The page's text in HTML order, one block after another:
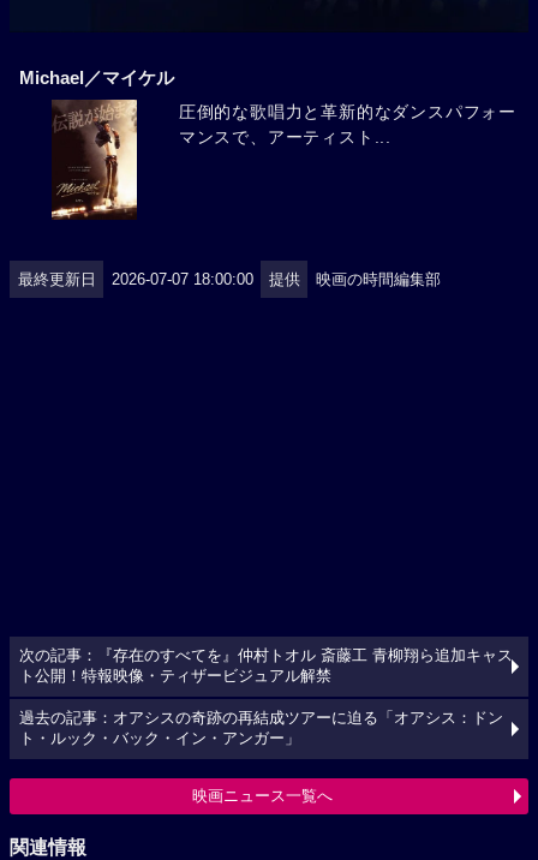
Michael／マイケル
圧倒的な歌唱力と革新的なダンスパフォー
マンスで、アーティスト...
最終更新日 2026-07-07 18:00:00 提供 映画の時間編集部
次の記事：『存在のすべてを』仲村トオル 斎藤工 青柳翔ら追加キャス
ト公開！特報映像・ティザービジュアル解禁
過去の記事：オアシスの奇跡の再結成ツアーに迫る「オアシス：ドン
ト・ルック・バック・イン・アンガー」
映画ニュース一覧へ
関連情報